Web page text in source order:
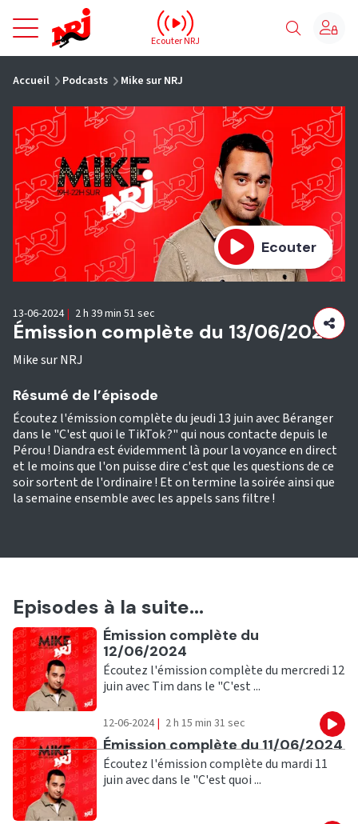
NRJ - Accueil
Ecouter NRJ
Accueil Podcasts Mike sur NRJ
Ecouter
Émission complète du 13/06/2024
Mike sur NRJ
13-06-2024 | 2 h 39 min 51 sec
Résumé de l’épisode
Écoutez l'émission complète du jeudi 13 juin avec Béranger
dans le "C'est quoi le TikTok ?" qui nous contacte depuis le
Pérou ! Diandra est évidemment là pour la voyance en direct
et le moins que l'on puisse dire c'est que les questions de ce
soir sortent de l'ordinaire ! Et on termine la soirée ainsi que
la semaine ensemble avec les appels sans filtre !
Episodes à la suite...
Ecouter
Émission complète du
12/06/2024
Écoutez l'émission complète du mercredi 12
juin avec Tim dans le "C'est ...
12-06-2024 | 2 h 15 min 31 sec
Ecouter
Émission complète du 11/06/2024
Écoutez l'émission complète du mardi 11
juin avec dans le "C'est quoi ...